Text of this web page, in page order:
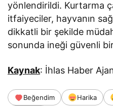
yönlendirildi. Kurtarma
itfaiyeciler, hayvanın
dikkatli bir şekilde
sonunda ineği güvenli
Kaynak: İhlas Haber
Beğendim Harika